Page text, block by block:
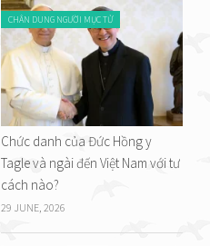
CHÂN DUNG NGƯỜI MỤC TỬ
Chức danh của Đức Hồng y
Tagle và ngài đến Việt Nam với tư
cách nào?
29 JUNE, 2026